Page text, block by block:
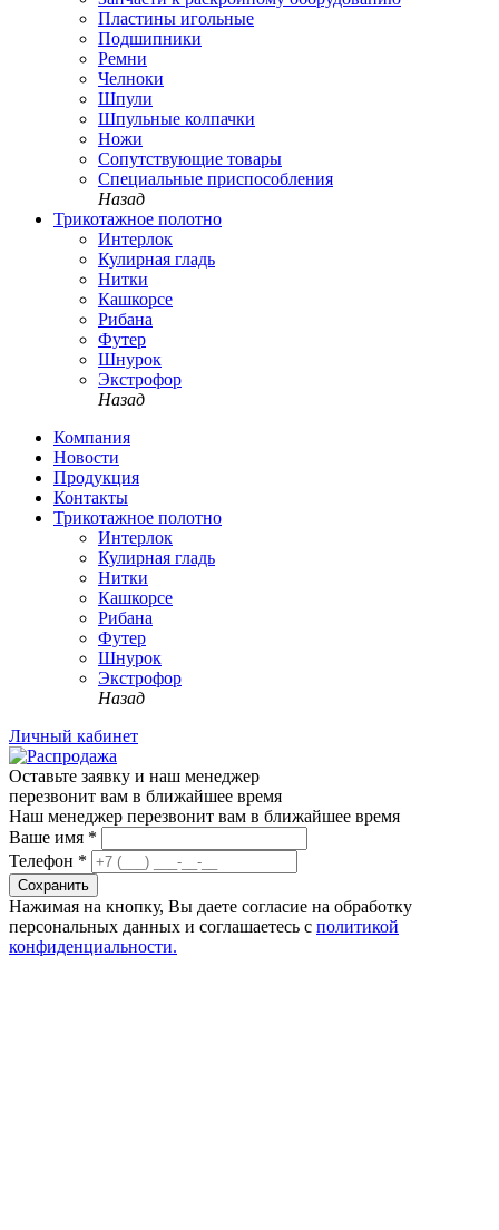
Пластины игольные
Подшипники
Ремни
Челноки
Шпули
Шпульные колпачки
Ножи
Сопутствующие товары
Специальные приспособления
Назад
Трикотажное полотно
Интерлок
Кулирная гладь
Нитки
Кашкорсе
Рибана
Футер
Шнурок
Экстрофор
Назад
Компания
Новости
Продукция
Контакты
Трикотажное полотно
Интерлок
Кулирная гладь
Нитки
Кашкорсе
Рибана
Футер
Шнурок
Экстрофор
Назад
Личный кабинет
Оставьте заявку и наш менеджер
перезвонит вам в ближайшее время
Наш менеджер перезвонит вам в ближайшее время
Ваше имя *
Телефон *
Сохранить
Нажимая на кнопку, Вы даете согласие на обработку
персональных данных и соглашаетесь с политикой
конфиденциальности.